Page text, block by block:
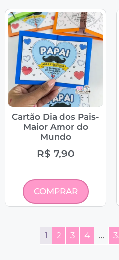
Cartão Dia dos Pais-
Maior Amor do
Mundo
R$ 7,90
COMPRAR
1 2 3 4 …